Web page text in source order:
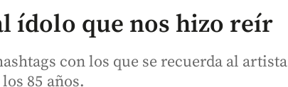
ídolo que nos hizo reír
con los que se recuerda al artista
85 años.